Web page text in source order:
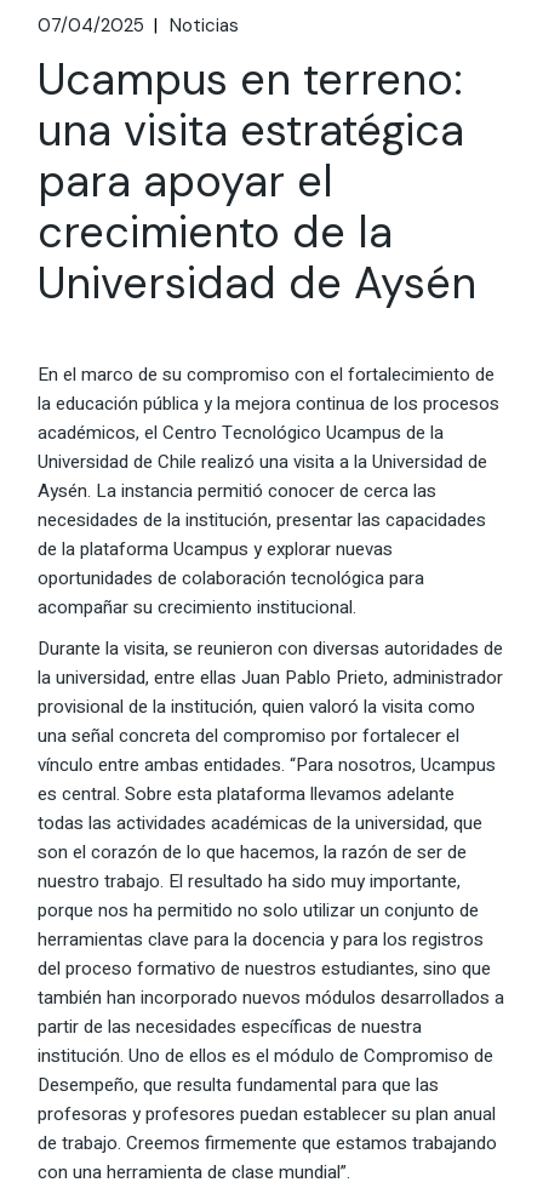
07/04/2025 Noticias
Ucampus en terreno:
una visita estratégica
para apoyar el
crecimiento de la
Universidad de Aysén
En el marco de su compromiso con el fortalecimiento de
la educación pública y la mejora continua de los procesos
académicos, el Centro Tecnológico Ucampus de la
Universidad de Chile realizó una visita a la Universidad de
Aysén. La instancia permitió conocer de cerca las
necesidades de la institución, presentar las capacidades
de la plataforma Ucampus y explorar nuevas
oportunidades de colaboración tecnológica para
acompañar su crecimiento institucional.
Durante la visita, se reunieron con diversas autoridades de
la universidad, entre ellas Juan Pablo Prieto, administrador
provisional de la institución, quien valoró la visita como
una señal concreta del compromiso por fortalecer el
vínculo entre ambas entidades. “Para nosotros, Ucampus
es central. Sobre esta plataforma llevamos adelante
todas las actividades académicas de la universidad, que
son el corazón de lo que hacemos, la razón de ser de
nuestro trabajo. El resultado ha sido muy importante,
porque nos ha permitido no solo utilizar un conjunto de
herramientas clave para la docencia y para los registros
del proceso formativo de nuestros estudiantes, sino que
también han incorporado nuevos módulos desarrollados a
partir de las necesidades específicas de nuestra
institución. Uno de ellos es el módulo de Compromiso de
Desempeño, que resulta fundamental para que las
profesoras y profesores puedan establecer su plan anual
de trabajo. Creemos firmemente que estamos trabajando
con una herramienta de clase mundial”.